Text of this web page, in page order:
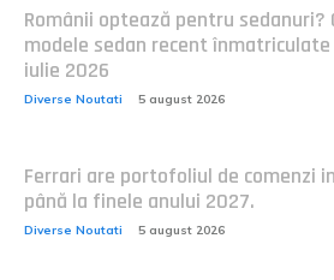
Românii optează pentru sedanuri?
modele sedan recent înmatriculate
iulie 2026
Diverse Noutati 5 august 2026
Ferrari are portofoliul de comenzi
până la finele anului 2027.
Diverse Noutati 5 august 2026